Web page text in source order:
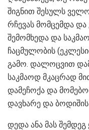
შიგნით შესულს
რჩევას მომცემდა
შემომხედა და
ჩაცმულობის
გამო. დალოცვით
საკმაოდ მკაცრად
დამეჩოქა და
დავხარე და
დედა ანა მას